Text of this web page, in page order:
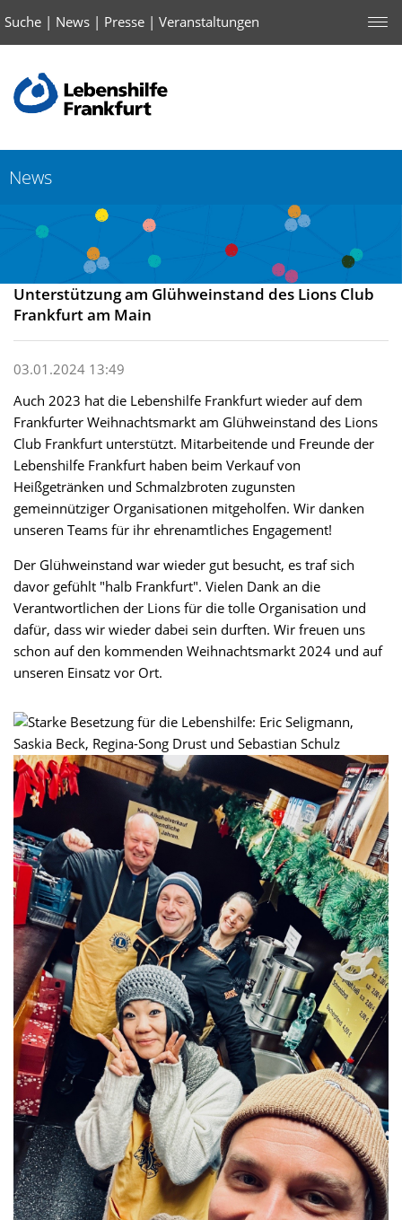
Suche | News | Presse | Veranstaltungen
News
Unterstützung am Glühweinstand des Lions Club
Frankfurt am Main
03.01.2024 13:49
Auch 2023 hat die Lebenshilfe Frankfurt wieder auf dem
Frankfurter Weihnachtsmarkt am Glühweinstand des Lions
Club Frankfurt unterstützt. Mitarbeitende und Freunde der
Lebenshilfe Frankfurt haben beim Verkauf von
Heißgetränken und Schmalzbroten zugunsten
gemeinnütziger Organisationen mitgeholfen. Wir danken
unseren Teams für ihr ehrenamtliches Engagement!
Der Glühweinstand war wieder gut besucht, es traf sich
davor gefühlt "halb Frankfurt". Vielen Dank an die
Verantwortlichen der Lions für die tolle Organisation und
dafür, dass wir wieder dabei sein durften. Wir freuen uns
schon auf den kommenden Weihnachtsmarkt 2024 und auf
unseren Einsatz vor Ort.